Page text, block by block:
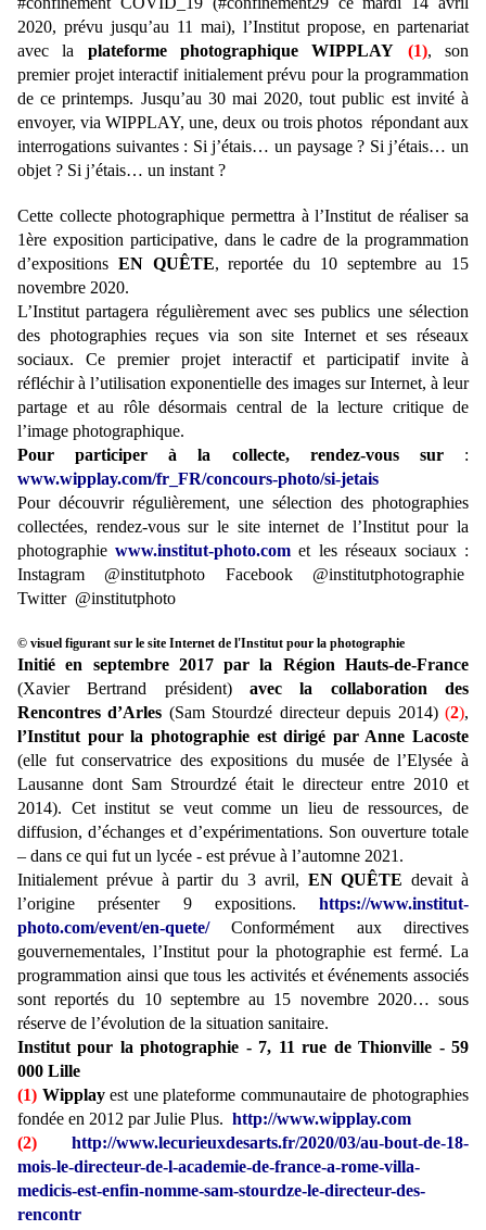
2020, prévu jusqu’au 11 mai), l’Institut propose, en partenariat
avec la plateforme photographique WIPPLAY (1), son
premier projet interactif initialement prévu pour la programmation
de ce printemps. Jusqu’au 30 mai 2020, tout public est invité à
envoyer, via WIPPLAY, une, deux ou trois photos répondant aux
interrogations suivantes : Si j’étais… un paysage ? Si j’étais… un
objet ? Si j’étais… un instant ?
Cette collecte photographique permettra à l’Institut de réaliser sa
1ère exposition participative, dans le cadre de la programmation
d’expositions EN QUÊTE, reportée du 10 septembre au 15
novembre 2020.
L’Institut partagera régulièrement avec ses publics une sélection
des photographies reçues via son site Internet et ses réseaux
sociaux. Ce premier projet interactif et participatif invite à
réfléchir à l’utilisation exponentielle des images sur Internet, à leur
partage et au rôle désormais central de la lecture critique de
l’image photographique.
Pour participer à la collecte, rendez-vous sur:
www.wipplay.com/fr_FR/concours-photo/si-jetais
Pour découvrir régulièrement, une sélection des photographies
collectées, rendez-vous sur le site internet de l’Institut pour la
photographiewww.institut-photo.com et les réseaux sociaux :
Instagram @institutphoto Facebook @institutphotographie
Twitter @institutphoto
© visuel figurant sur le site Internet de l'Institut pour la photographie
Initié en septembre 2017 par la Région Hauts-de-France
(Xavier Bertrand président) avec la collaboration des
Rencontres d’Arles (Sam Stourdzé directeur depuis 2014)(2),
l’Institut pour la photographie est dirigé par Anne Lacoste
(elle fut conservatrice des expositions du musée de l’Elysée à
Lausanne dont Sam Strourdzé était le directeur entre 2010 et
2014). Cet institut se veut comme un lieu de ressources, de
diffusion, d’échanges et d’expérimentations. Son ouverture totale
– dans ce qui fut un lycée - est prévue à l’automne 2021.
Initialement prévue à partir du 3 avril, EN QUÊTE devait à
l’origine présenter 9 expositions. https://www.institut-
photo.com/event/en-quete/
Conformément aux directives
gouvernementales, l’Institut pour la photographie est fermé. La
programmation ainsi que tous les activités et événements associés
sont reportés du 10 septembre au 15 novembre 2020… sous
réserve de l’évolution de la situation sanitaire.
Institut pour la photographie - 7, 11 rue de Thionville - 59
000 Lille
(1) Wipplayest une plateforme communautaire de photographies
fondée en 2012 par Julie Plus. http://www.wipplay.com
(2)
http://www.lecurieuxdesarts.fr/2020/03/au-bout-de-18-
mois-le-directeur-de-l-academie-de-france-a-rome-villa-
medicis-est-enfin-nomme-sam-stourdze-le-directeur-des-
rencontr